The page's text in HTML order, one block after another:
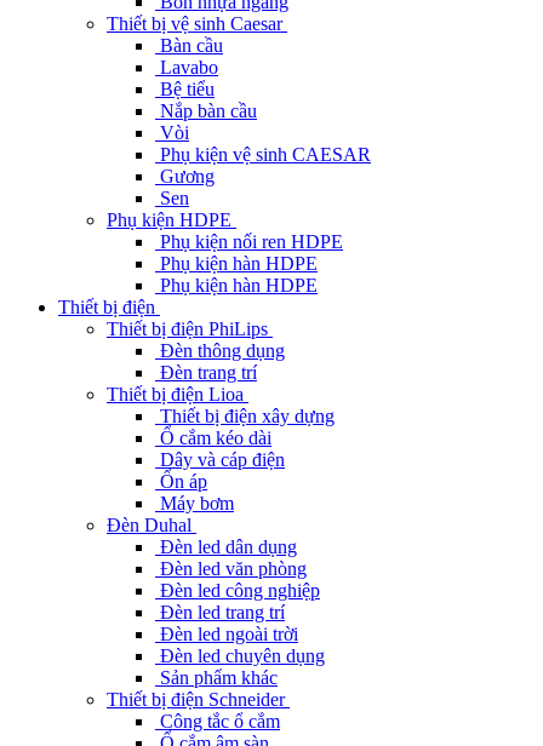
Thiết bị vệ sinh Caesar
Bàn cầu
Lavabo
Bệ tiểu
Nắp bàn cầu
Vòi
Phụ kiện vệ sinh CAESAR
Gương
Sen
Phụ kiện HDPE
Phụ kiện nối ren HDPE
Phụ kiện hàn HDPE
Phụ kiện hàn HDPE
Thiết bị điện
Thiết bị điện PhiLips
Đèn thông dụng
Đèn trang trí
Thiết bị điện Lioa
Thiết bị điện xây dựng
Ổ cắm kéo dài
Dây và cáp điện
Ổn áp
Máy bơm
Đèn Duhal
Đèn led dân dụng
Đèn led văn phòng
Đèn led công nghiệp
Đèn led trang trí
Đèn led ngoài trời
Đèn led chuyên dụng
Sản phẩm khác
Thiết bị điện Schneider
Công tắc ổ cắm